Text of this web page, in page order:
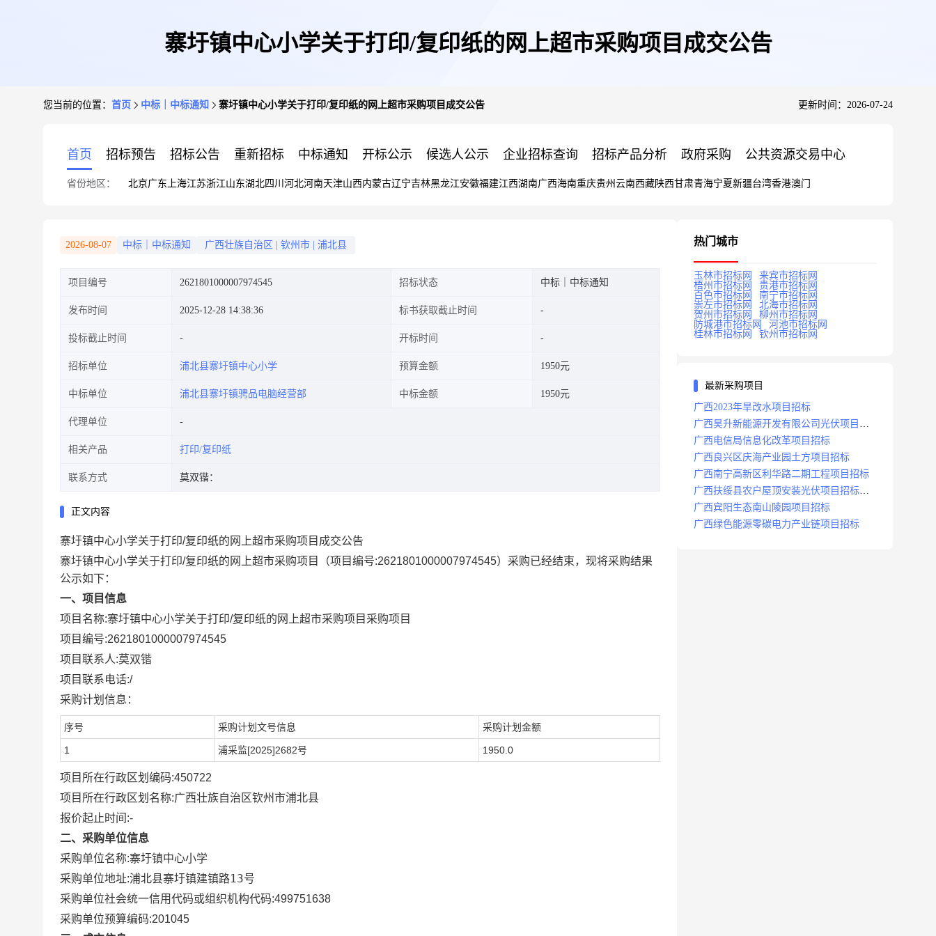
寨圩镇中心小学关于打印/复印纸的网上超市采购项目成交公告
您当前的位置： 首页 中标｜中标通知 寨圩镇中心小学关于打印/复印纸的网上超市采购项目成交公告 更新时间：2026-07-24
首页 招标预告 招标公告 重新招标 中标通知 开标公示 候选人公示 企业招标查询 招标产品分析 政府采购 公共资源交易中心
省份地区： 北京广东 上海江苏浙江山东湖北四川 河北河南天津山西内蒙古辽宁吉林黑龙江安徽福建江西湖南广西海南重庆贵州 云南西藏陕西甘肃青海宁夏新疆台湾香港澳门
2026-08-07 中标｜中标通知 广西壮族自治区 钦州市 浦北县
项目编号 2621801000007974545 招标状态 中标｜中标通知
发布时间 2025-12-28 14:38:36 标书获取截止时间
投标截止时间 开标时间
招标单位 浦北县寨圩镇中心小学 预算金额 1950元
中标单位 浦北县寨圩镇骋品电脑经营部 中标金额 1950元
代理单位
相关产品 打印/复印纸
联系方式 莫双锴：
正文内容
寨圩镇中心小学关于打印/复印纸的网上超市采购项目成交公告
寨圩镇中心小学关于打印/复印纸的网上超市采购项目
（项目编号:2621801000007974545）采购已经结束，现将采购结果
公示如下：
一、项目信息
项目名称:寨圩镇中心小学关于打印/复印纸的网上超市采购项目 采购项目
项目编号:2621801000007974545
项目联系人:莫双锴
项目联系电话:/
采购计划信息：
序号 采购计划文号信息 采购计划金额
1 浦采监[2025]2682号 1950.0
项目所在行政区划编码:450722
项目所在行政区划名称:广西壮族自治区钦州市浦北县
报价起止时间:-
二、采购单位信息
采购单位名称:寨圩镇中心小学
采购单位地址:浦北县寨圩镇建镇路13号
采购单位社会统一信用代码或组织机构代码:499751638
采购单位预算编码:201045
热门城市
玉林市招标网
来宾市招标网
梧州市招标网
贵港市招标网
百色市招标网
南宁市招标网
崇左市招标网
北海市招标网
贺州市招标网
柳州市招标网
防城港市招标网
河池市招标网
桂林市招标网
钦州市招标网
最新采购项目
广西2023年旱改水项目招标
广西昊升新能源开发有限公司光伏项目招
标
广西电信局信息化改革项目招标
广西良兴区庆海产业园土方项目招标
广西南宁高新区利华路二期工程项目招标
广西扶绥县农户屋顶安装光伏项目招标公
告
广西宾阳生态南山陵园项目招标
广西绿色能源零碳电力产业链项目招标